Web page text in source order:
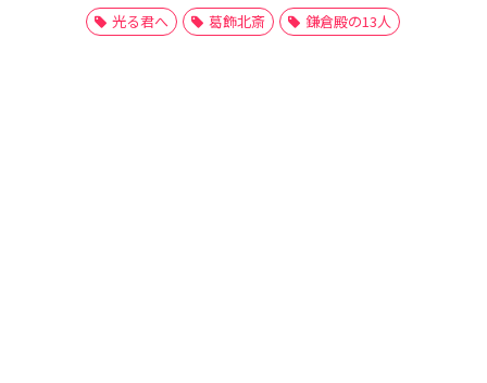
光る君へ
葛飾北斎 鎌倉殿の13人